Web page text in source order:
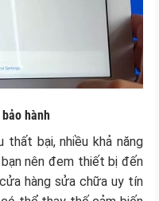
hành
thất bại, nhiều khả năng
nên đem thiết bị đến
hàng sửa chữa uy tín